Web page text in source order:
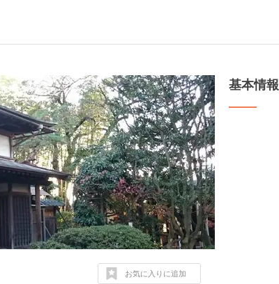
お気に入りに追加
基本情報